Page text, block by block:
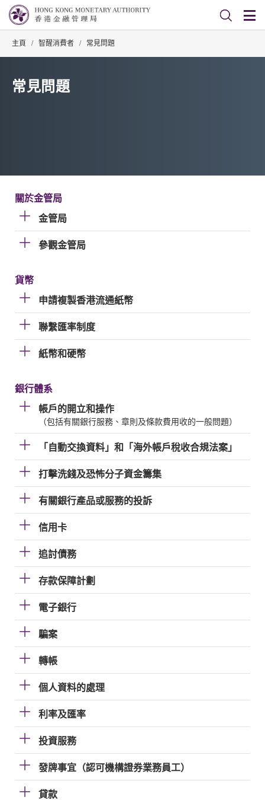
主頁 / 智醒消費者 / 常見問題
常見問題
關於金管局
金管局
參觀金管局
貨幣
申請複製香港流通紙幣
聯繫匯率制度
紙幣和硬幣
銀行體系
帳戶的開立和操作
（包括有關銀行服務、章則及條款費用收的一般問題）
「自動交換資料」和「海外帳戶稅收合規法案」
打擊洗錢及恐怖分子資金籌集
有關銀行產品或服務的投訴
信用卡
追討債務
存款保障計劃
電子銀行
騙案
轉帳
個人資料的處理
利率及匯率
投資服務
發牌事宜（認可機構證券業務員工）
貸款